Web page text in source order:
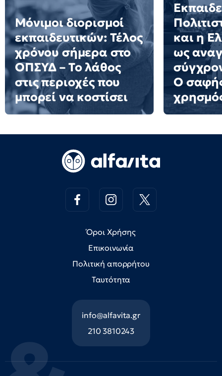
Μόνιμοι διορισμοί
εκπαιδευτικών: Τέλος
χρόνου σήμερα στο
ΟΠΣΥΔ – Το λάθος
στις περιοχές που
μπορεί να κοστίσει
και η
ως
Ο
Όροι Χρήσης
Επικοινωνία
Πολιτική απορρήτου
Ταυτότητα
info@alfavita.gr
210 3810243